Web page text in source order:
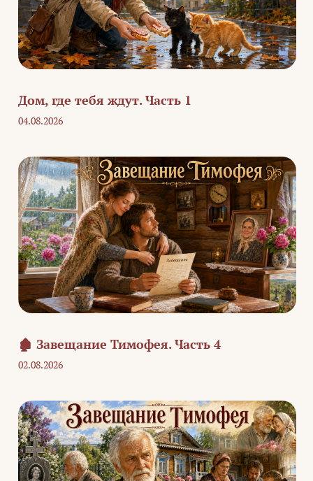
Дом, где тебя ждут. Часть 1
04.08.2026
🏚️ Завещание Тимофея. Часть 4
02.08.2026